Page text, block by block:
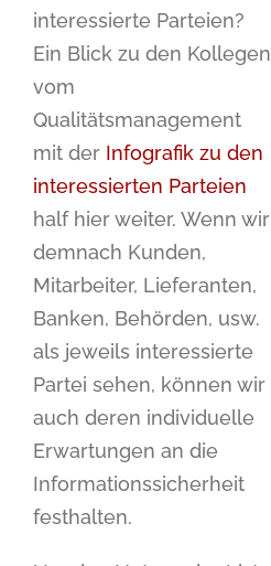
interessierte Parteien?
Ein Blick zu den Kollegen
vom
Qualitätsmanagement
mit der Infografik zu den
interessierten Parteien
half hier weiter. Wenn wir
demnach Kunden,
Mitarbeiter, Lieferanten,
Banken, Behörden, usw.
als jeweils interessierte
Partei sehen, können wir
auch deren individuelle
Erwartungen an die
Informationssicherheit
festhalten.